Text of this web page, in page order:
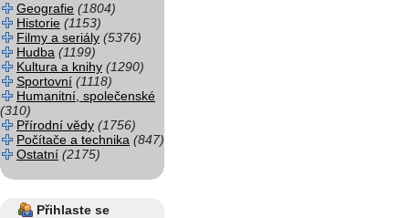
Geografie (1804)
Historie (1153)
Filmy a seriály (5376)
Hudba (1199)
Kultura a knihy (1290)
Sportovní (1118)
Humanitní, společenské
(310)
Přírodní vědy (1756)
Počítače a technika (847)
Ostatní (2175)
Přihlaste se